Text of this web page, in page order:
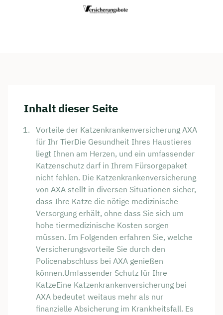
Inhalt dieser Seite
Vorteile der Katzenkrankenversicherung AXA
für Ihr TierDie Gesundheit Ihres Haustieres
liegt Ihnen am Herzen, und ein umfassender
Katzenschutz darf in Ihrem Fürsorgepaket
nicht fehlen. Die Katzenkrankenversicherung
von AXA stellt in diversen Situationen sicher,
dass Ihre Katze die nötige medizinische
Versorgung erhält, ohne dass Sie sich um
hohe tiermedizinische Kosten sorgen
müssen. Im Folgenden erfahren Sie, welche
Versicherungsvorteile Sie durch den
Policenabschluss bei AXA genießen
können.Umfassender Schutz für Ihre
KatzeEine Katzenkrankenversicherung bei
AXA bedeutet weitaus mehr als nur
finanzielle Absicherung im Krankheitsfall. Es